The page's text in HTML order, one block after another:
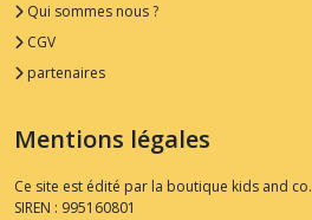
Qui sommes nous ?
CGV
partenaires
Mentions légales
Ce site est édité par la boutique kids and co.
SIREN : 995160801